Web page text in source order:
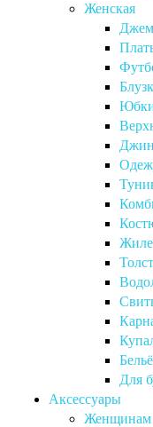
Женская
Бельё
Для
Аксессуары
Женщинам